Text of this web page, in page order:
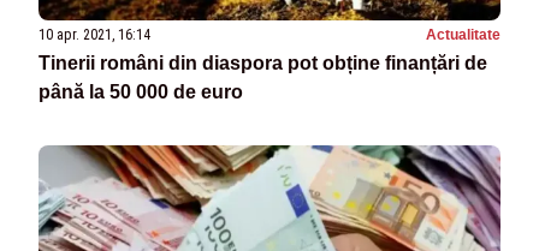
10 apr. 2021, 16:14 Actualitate
Tinerii români din diaspora pot obține finanțări de
până la 50 000 de euro